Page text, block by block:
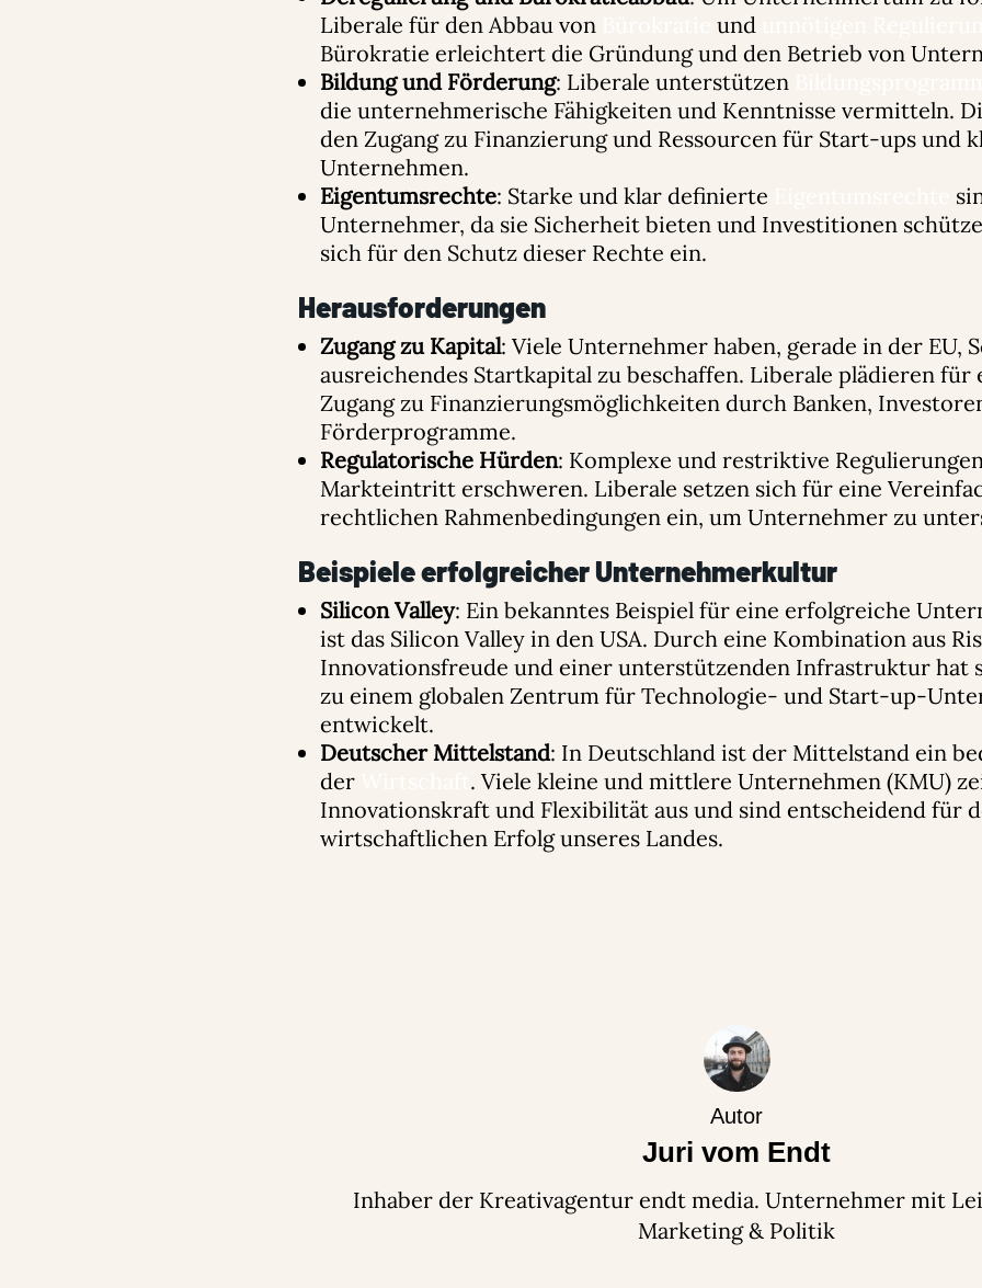
Liberale für den Abbau von
und
Bürokratie erleichtert die Gründung und den Betrieb von
Bildung und Förderung: Liberale unterstützen
die unternehmerische Fähigkeiten und Kenntnisse vermitteln.
den Zugang zu Finanzierung und Ressourcen für Start-ups und
Unternehmen.
Eigentumsrechte: Starke und klar definierte
Unternehmer, da sie Sicherheit bieten und Investitionen
sich für den Schutz dieser Rechte ein.
Herausforderungen
Zugang zu Kapital: Viele Unternehmer haben, gerade in der EU,
ausreichendes Startkapital zu beschaffen. Liberale plädieren für
Zugang zu Finanzierungsmöglichkeiten durch Banken,
Förderprogramme.
Regulatorische Hürden: Komplexe und restriktive
Markteintritt erschweren. Liberale setzen sich für eine
rechtlichen Rahmenbedingungen ein, um Unternehmer zu
Beispiele erfolgreicher Unternehmerkultur
Silicon Valley: Ein bekanntes Beispiel für eine erfolgreiche
ist das Silicon Valley in den USA. Durch eine Kombination aus
Innovationsfreude und einer unterstützenden Infrastruktur hat
zu einem globalen Zentrum für Technologie- und Start-up-
entwickelt.
Deutscher Mittelstand: In Deutschland ist der Mittelstand ein
der
. Viele kleine und mittlere Unternehmen (KMU)
Innovationskraft und Flexibilität aus und sind entscheidend für
wirtschaftlichen Erfolg unseres Landes.
Autor
Juri vom Endt
Inhaber der Kreativagentur endt media. Unternehmer mit
Marketing & Politik